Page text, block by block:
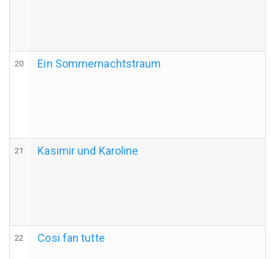
20 Ein Sommernachtstraum
21 Kasimir und Karoline
22 Cosi fan tutte